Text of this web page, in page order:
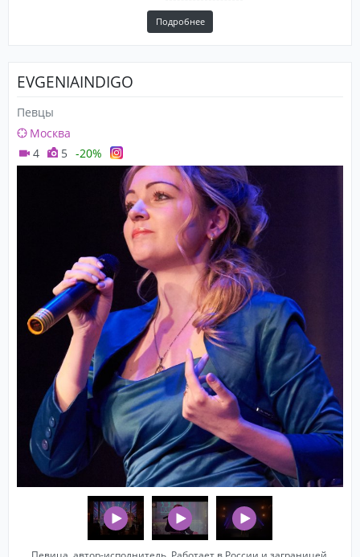
Подробнее
EVGENIAINDIGO
Певцы
Москва
4
5 -20%